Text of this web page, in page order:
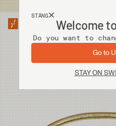
STÄNG
Welcome
Do you want to
Go to
STAY ON